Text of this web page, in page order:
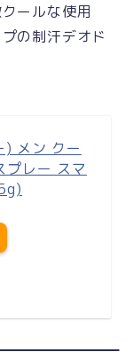
ールな使用
の制汗デオド
メン クー
プレー スマ